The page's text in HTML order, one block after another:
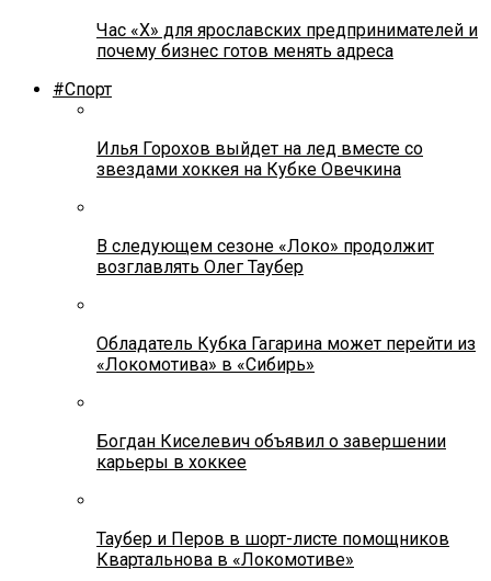
Час «Х» для ярославских предпринимателей и
почему бизнес готов менять адреса
#Спорт
Илья Горохов выйдет на лед вместе со
звездами хоккея на Кубке Овечкина
В следующем сезоне «Локо» продолжит
возглавлять Олег Таубер
Обладатель Кубка Гагарина может перейти из
«Локомотива» в «Сибирь»
Богдан Киселевич объявил о завершении
карьеры в хоккее
Таубер и Перов в шорт-листе помощников
Квартальнова в «Локомотиве»